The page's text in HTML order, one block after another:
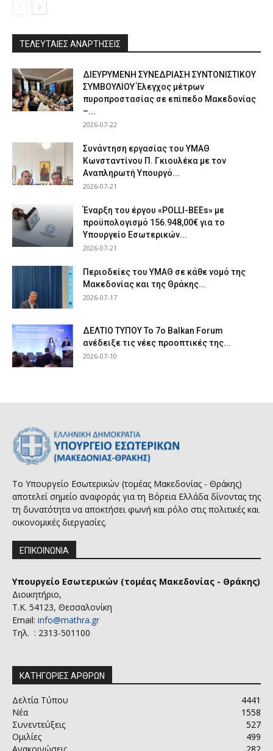
ΤΕΛΕΥΤΑΙΕΣ ΑΝΑΡΤΗΣΕΙΣ
ΔΙΕΥΡΥΜΕΝΗ ΣΥΝΕΔΡΙΑΣΗ ΣΥΝΤΟΝΙΣΤΙΚΟΥ
ΣΥΜΒΟΥΛΙΟΥ Έλεγχος μέτρων
πυροπροστασίας σε επίπεδο Μακεδονίας
–...
2026-07-22
Συνάντηση εργασίας του ΥΜΑΘ
Κωνσταντίνου Π. Γκιουλέκα με τον
Αναπληρωτή Υπουργό...
2026-07-21
Έναρξη του έργου «POLLI-BEEs» με
προϋπολογισμό 156.948,00€ για το
Υπουργείο Εσωτερικών...
2026-07-21
Περιοδείες του ΥΜΑΘ σε κάθε νομό της
Μακεδονίας και της Θράκης...
2026-07-17
ΔΕΛΤΙΟ ΤΥΠΟΥ Το 7ο Balkan Forum
ανέδειξε τις νέες προοπτικές της...
2026-07-10
Το Υπουργείο Εσωτερικών (τομέας Μακεδονίας - Θράκης)
αποτελεί σημείο αναφοράς για τη Βόρεια Ελλάδα δίνοντας της
τη δυνατότητα να αποκτήσει φωνή και ρόλο στις πολιτικές και
οικονομικές διεργασίες.
ΕΠΙΚΟΙΝΩΝΙΑ
Υπουργείο Εσωτερικών (τομέας Μακεδονίας - Θράκης)
Διοικητήριο,
Τ.Κ. 54123, Θεσσαλονίκη
Email: info@mathra.gr
Τηλ. : 2313-501100
ΚΑΤΗΓΟΡΙΕΣ ΑΡΘΡΩΝ
Δελτία Τύπου
4441
Νέα
1558
Συνεντεύξεις
527
Ομιλίες
499